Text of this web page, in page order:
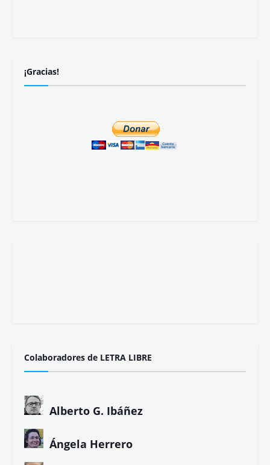
¡Gracias!
Colaboradores de LETRA LIBRE
Alberto G. Ibáñez
Ángela Herrero